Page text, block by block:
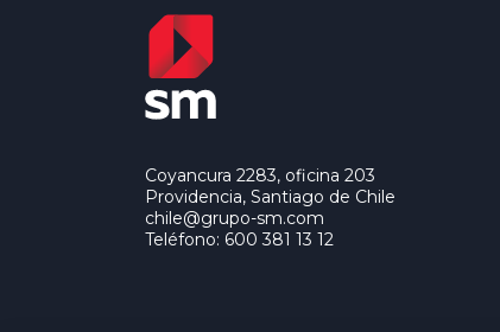
Coyancura 2283, oficina 203
Providencia, Santiago de Chile
chile@grupo-sm.com
Teléfono: 600 381 13 12